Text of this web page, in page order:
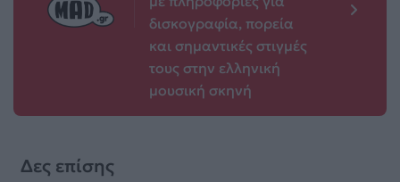
δισκογραφία, πορεία
και σημαντικές στιγμές
τους στην ελληνική
μουσική σκηνή
Δες επίσης